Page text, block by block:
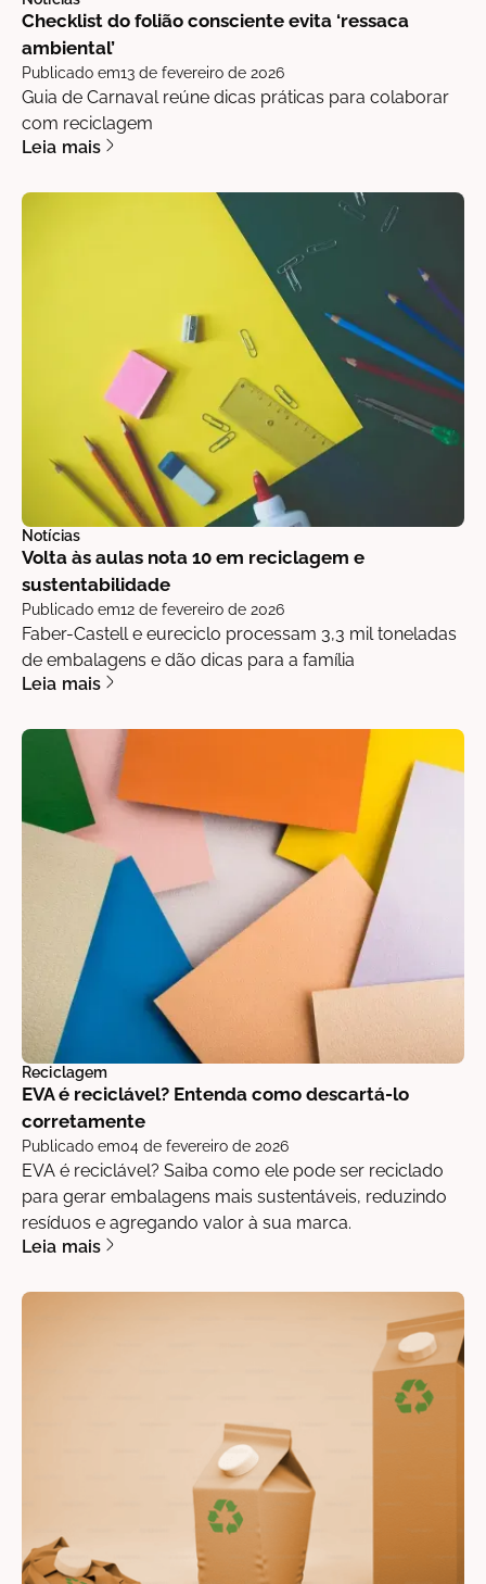
Checklist do folião consciente evita ‘ressaca
ambiental’
Publicado em13 de fevereiro de 2026
Guia de Carnaval reúne dicas práticas para colaborar
com reciclagem
Leia mais
Notícias
Volta às aulas nota 10 em reciclagem e
sustentabilidade
Publicado em12 de fevereiro de 2026
Faber-Castell e eureciclo processam 3,3 mil toneladas
de embalagens e dão dicas para a família
Leia mais
Reciclagem
EVA é reciclável? Entenda como descartá-lo
corretamente
Publicado em04 de fevereiro de 2026
EVA é reciclável? Saiba como ele pode ser reciclado
para gerar embalagens mais sustentáveis, reduzindo
resíduos e agregando valor à sua marca.
Leia mais